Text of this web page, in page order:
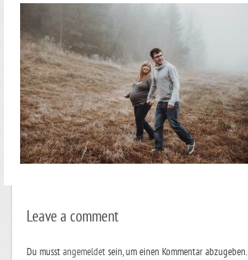
Leave a comment
Du musstangemeldetsein, um einen Kommentar abzugeben.